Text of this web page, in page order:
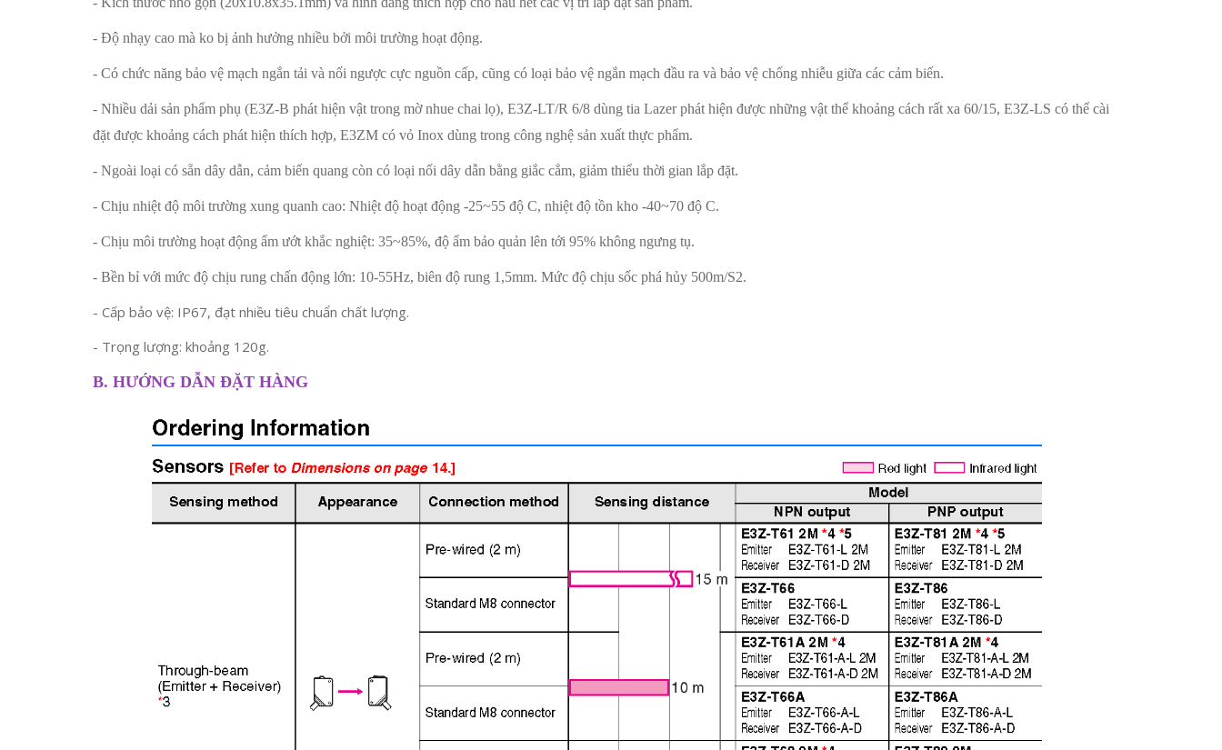
- Độ nhạy cao mà ko bị ảnh hưởng nhiều bởi môi trường hoạt động.
- Có chức năng bảo vệ mạch ngắn tải và nối ngược cực nguồn cấp, cũng có loại bảo vệ ngắn mạch đầu ra và bảo vệ chống nhiễu giữa các cảm biến.
- Nhiều dải sản phẩm phụ (E3Z-B phát hiện vật trong mờ nhue chai lọ), E3Z-LT/R 6/8 dùng tia Lazer phát hiện được những vật thể khoảng cách rất xa 60/15, E3Z-LS có thể cài
đặt được khoảng cách phát hiện thích hợp, E3ZM có vỏ Inox dùng trong công nghệ sản xuất thực phẩm.
- Ngoài loại có sẵn dây dẫn, cảm biến quang còn có loại nối dây dẫn bằng giắc cắm, giảm thiểu thời gian lắp đặt.
- Chịu nhiệt độ môi trường xung quanh cao: Nhiệt độ hoạt động -25~55 độ C, nhiệt độ tồn kho -40~70 độ C.
- Chịu môi trường hoạt động ẩm ướt khắc nghiệt: 35~85%, độ ẩm bảo quản lên tới 95% không ngưng tụ.
- Bền bỉ với mức độ chịu rung chấn động lớn: 10-55Hz, biên độ rung 1,5mm. Mức độ chịu sốc phá hủy 500m/S2.
- Cấp bảo vệ: IP67, đạt nhiều tiêu chuẩn chất lượng.
- Trọng lượng: khoảng 120g.
B. HƯỚNG DẪN ĐẶT HÀNG